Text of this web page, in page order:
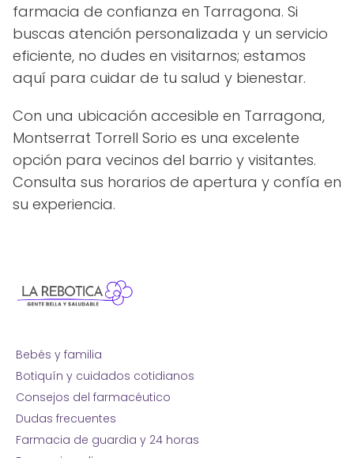
farmacia de confianza en Tarragona. Si
buscas atención personalizada y un servicio
eficiente, no dudes en visitarnos; estamos
aquí para cuidar de tu salud y bienestar.
Con una ubicación accesible en Tarragona,
Montserrat Torrell Sorio es una excelente
opción para vecinos del barrio y visitantes.
Consulta sus horarios de apertura y confía en
su experiencia.
Bebés y familia
Botiquín y cuidados cotidianos
Consejos del farmacéutico
Dudas frecuentes
Farmacia de guardia y 24 horas